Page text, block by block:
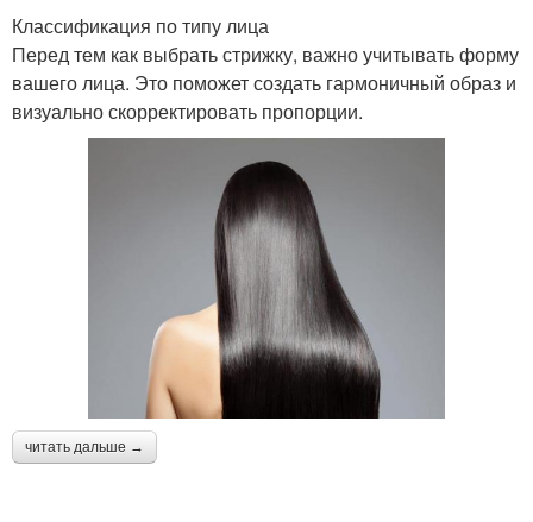
Классификация по типу лица
Перед тем как выбрать стрижку, важно учитывать форму
вашего лица. Это поможет создать гармоничный образ и
визуально скорректировать пропорции.
читать дальше →